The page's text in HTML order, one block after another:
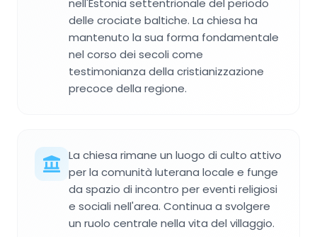
nell'Estonia settentrionale del periodo
delle crociate baltiche. La chiesa ha
mantenuto la sua forma fondamentale
nel corso dei secoli come
testimonianza della cristianizzazione
precoce della regione.
La chiesa rimane un luogo di culto attivo
per la comunità luterana locale e funge
da spazio di incontro per eventi religiosi
e sociali nell'area. Continua a svolgere
un ruolo centrale nella vita del villaggio.